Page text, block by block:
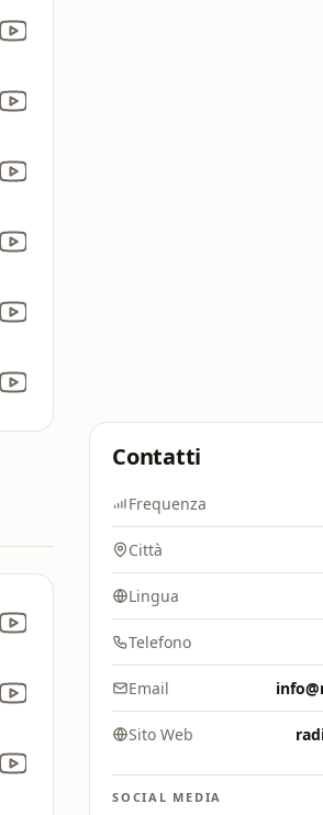
Contatti
Frequenza
Città
Lingua
Telefono
Email
Sito Web
SOCIAL MEDIA